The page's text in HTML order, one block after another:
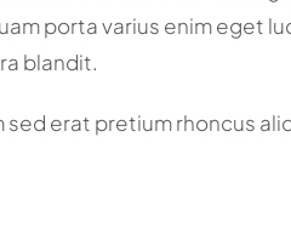
porta varius enim eget
blandit.
erat pretium rhoncus